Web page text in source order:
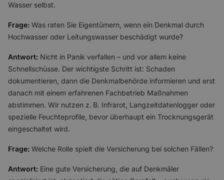
Wasser selbst.
Frage: Was raten Sie Eigentümern, wenn ein Denkmal durch
Hochwasser oder Leitungswasser beschädigt wurde?
Antwort: Nicht in Panik verfallen – und vor allem keine
Schnellschüsse. Der wichtigste Schritt ist: Schaden
dokumentieren, dann die Denkmalbehörde informieren und erst
danach mit einem erfahrenen Fachbetrieb Maßnahmen
abstimmen. Wir nutzen z. B. Infrarot, Langzeitdatenlogger oder
spezielle Feuchteprofile, bevor überhaupt ein Trocknungsgerät
eingeschaltet wird.
Frage: Welche Rolle spielt die Versicherung bei solchen Fällen?
Antwort: Eine gute Versicherung, die auf Denkmäler